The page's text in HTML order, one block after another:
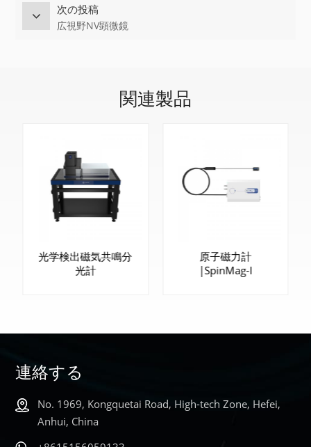
次の投稿
広視野NV顕微鏡
関連製品
光学検出磁気共鳴分
光計
知る
原子磁力計
|SpinMag-I
連絡する
No. 1969, Kongquetai Road, High-tech Zone, Hefei,
Anhui, China